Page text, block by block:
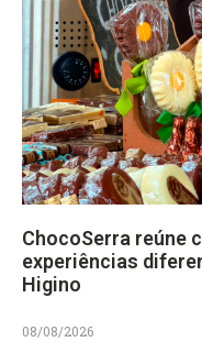
ChocoSerra reúne
experiências
Higino
08/08/2026